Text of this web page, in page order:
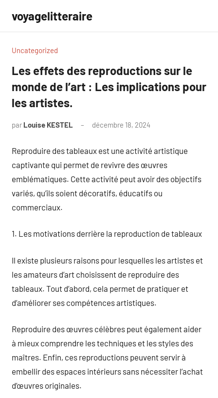
contenu
voyagelitteraire
Uncategorized
Les effets des reproductions sur le
monde de l’art : Les implications pour
les artistes.
par Louise KESTEL décembre 18, 2024
Reproduire des tableaux est une activité artistique
captivante qui permet de revivre des œuvres
emblématiques. Cette activité peut avoir des objectifs
variés, qu’ils soient décoratifs, éducatifs ou
commerciaux.
1. Les motivations derrière la reproduction de tableaux
Il existe plusieurs raisons pour lesquelles les artistes et
les amateurs d’art choisissent de reproduire des
tableaux. Tout d’abord, cela permet de pratiquer et
d’améliorer ses compétences artistiques.
Reproduire des œuvres célèbres peut également aider
à mieux comprendre les techniques et les styles des
maîtres. Enfin, ces reproductions peuvent servir à
embellir des espaces intérieurs sans nécessiter l’achat
d’œuvres originales.